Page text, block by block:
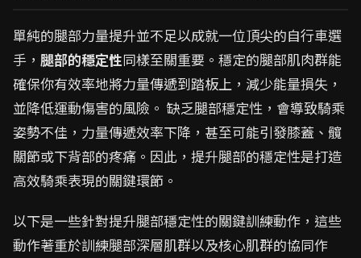
單純的腿部力量提升並不足以成就一位頂尖的自行車選
手， 腿部的穩定性同樣至關重要。穩定的腿部肌肉群能
確保你有效率地將力量傳遞到踏板上，減少能量損失，
並降低運動傷害的風險。 缺乏腿部穩定性，會導致騎乘
姿勢不佳，力量傳遞效率下降，甚至可能引發膝蓋、髖
關節或下背部的疼痛。因此，提升腿部的穩定性是打造
高效騎乘表現的關鍵環節。
以下是一些針對提升腿部穩定性的關鍵訓練動作，這些
動作著重於訓練腿部深層肌群以及核心肌群的協同作